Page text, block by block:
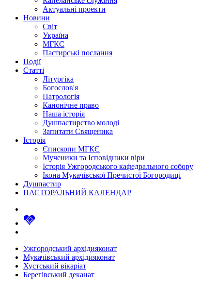
Актуальні проекти
Новини
Світ
Україна
МГКЄ
Пастирські послання
Події
Статті
Літургіка
Богослов'я
Патрологія
Канонічне право
Наша історія
Душпастирство молоді
Запитати Священика
Історія
Єпископи МГКЄ
Мученики та Ісповідники віри
Історія Ужгородського кафедрального собору
Ікона Мукачівської Пречистої Богородиці
Душпастир
ПАСТОРАЛЬНИЙ КАЛЕНДАР
Ужгородський архідияконат
Мукачівський архідияконат
Хустський вікаріат
Берегівський деканат